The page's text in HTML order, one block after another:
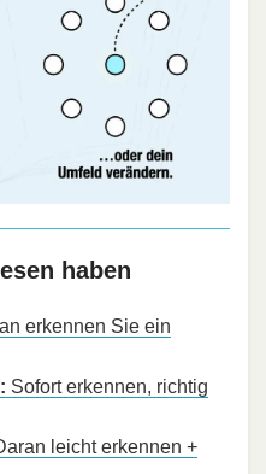
haben
erkennen Sie ein
Sofort erkennen, richtig
leicht erkennen +